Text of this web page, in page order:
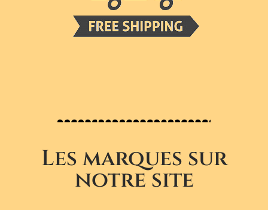
Les marques sur
notre site